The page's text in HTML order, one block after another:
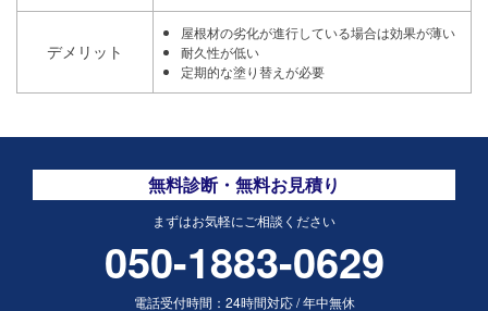
デメリット
屋根材の劣化が進行している場合は効果が薄い
耐久性が低い
定期的な塗り替えが必要
無料診断・無料お見積り
まずはお気軽にご相談ください
050-1883-0629
電話受付時間： 24時間対応/年中無休